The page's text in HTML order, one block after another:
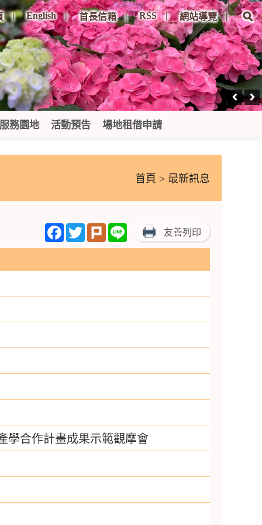
English 首長信箱 RSS 網站導覽
務園地 活動預告 場地租借申請
首頁 > 最新訊息
Facebook
TwitterPlurk Line 友善列印
學合作計畫成果示範觀摩會